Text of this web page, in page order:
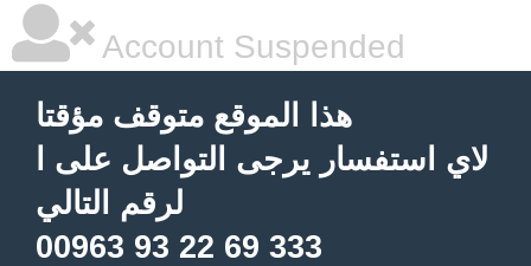
Account Suspended
هذا الموقع متوقف مؤقتا
لاي استفسار يرجى التواصل على ا
لرقم التالي
00963 93 22 69 333